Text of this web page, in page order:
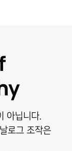
아닙니다.
로그 조작은